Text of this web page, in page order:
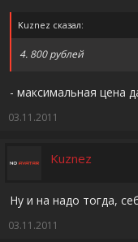
Kuznez сказал:
4. 800 рублей
- максимальная цена
03.11.2011
Kuznez
Ну и на надо тогда,
03.11.2011